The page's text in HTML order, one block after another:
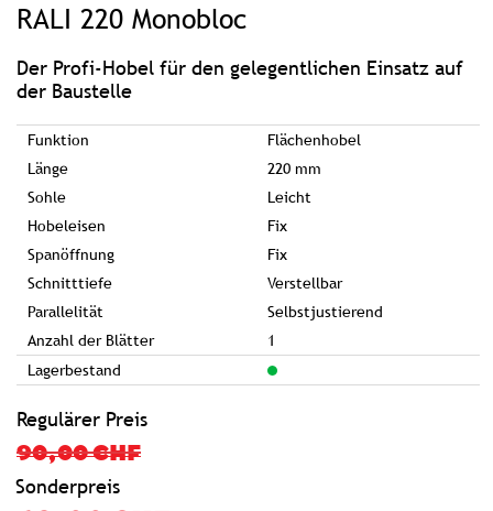
RALI 220 Monobloc
Der Profi-Hobel für den gelegentlichen Einsatz auf
der Baustelle
Funktion
Flächenhobel
Länge
220 mm
Sohle
Leicht
Hobeleisen
Fix
Spanöffnung
Fix
Schnitttiefe
Verstellbar
Parallelität
Selbstjustierend
Anzahl der Blätter
1
Lagerbestand
Regulärer Preis
90,00 CHF
Sonderpreis
Bildgalerie